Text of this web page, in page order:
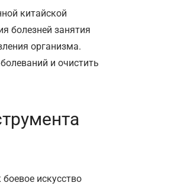
китайской
болезней занятия
организма.
и очистить
искусство